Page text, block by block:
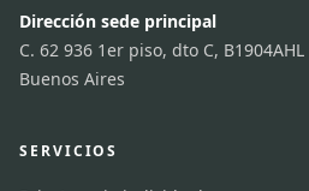
Dirección sede principal
C. 62 936 1er piso, dto C,
Buenos Aires
SERVICIOS